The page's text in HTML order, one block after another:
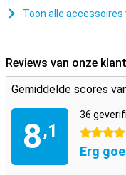
Toon alle accessoires
Reviews van onze
Gemiddelde scores
8,1
36
4 sterren
Erg